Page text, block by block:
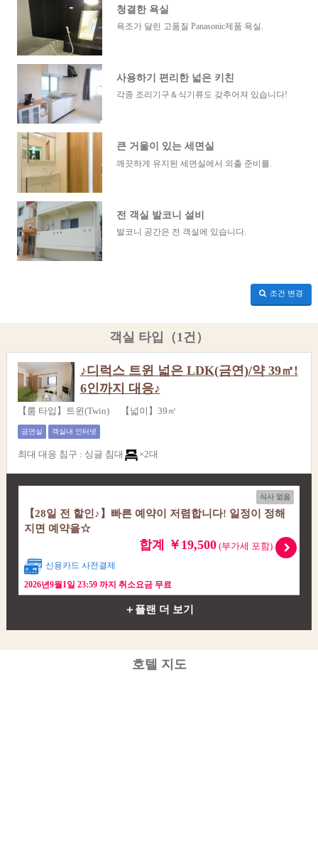
청결한 욕실
욕조가 달린 고품질 Panasonic제품 욕실.
사용하기 편리한 넓은 키친
각종 조리기구＆식기류도 갖추어져 있습니다!
큰 거울이 있는 세면실
깨끗하게 유지된 세면실에서 외출 준비를.
전 객실 발코니 설비
발코니 공간은 전 객실에 있습니다.
조건 변경
객실 타입（1건）
♪디럭스 트윈 넓은 LDK(금연)/약 39㎡!
6인까지 대응♪
【룸 타입】트윈(Twin) 【넓이】39㎡
금연실 객실내 인터넷
최대 대응 침구 : 싱글 침대 ×2대
식사 없음
【28일 전 할인♪】빠른 예약이 저렴합니다! 일정이 정해
지면 예약을☆
합계 ￥19,500(부가세 포함)
신용카드 사전결제
2026년9월1일 23:59 까지 취소요금 무료
＋플랜 더 보기
호텔 지도